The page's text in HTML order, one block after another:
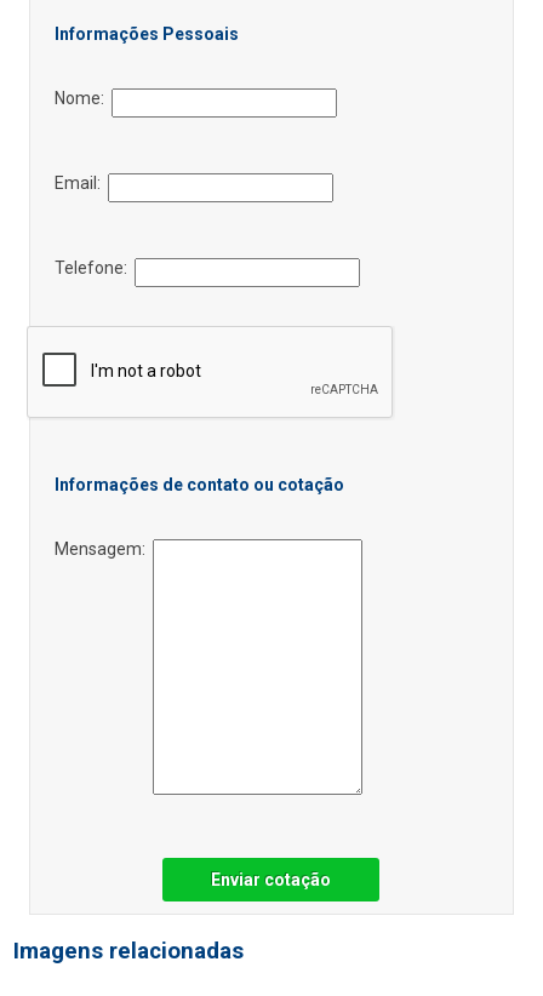
Informações Pessoais
Nome:
Email:
Telefone:
Informações de contato ou cotação
Mensagem:
Enviar cotação
Imagens relacionadas